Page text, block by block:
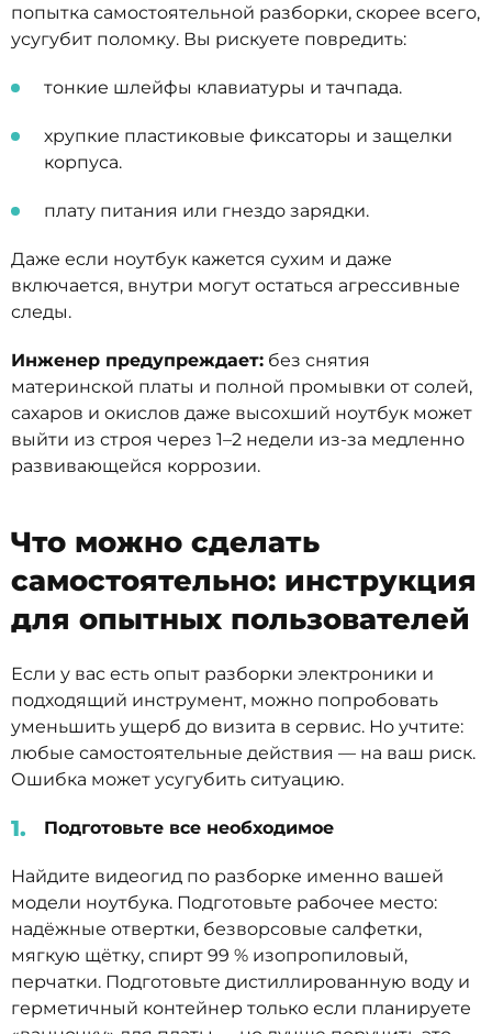
попытка самостоятельной разборки, скорее всего,
усугубит поломку. Вы рискуете повредить:
тонкие шлейфы клавиатуры и тачпада.
хрупкие пластиковые фиксаторы и защелки
корпуса.
плату питания или гнездо зарядки.
Даже если ноутбук кажется сухим и даже
включается, внутри могут остаться агрессивные
следы.
Инженер предупреждает: без снятия
материнской платы и полной промывки от солей,
сахаров и окислов даже высохший ноутбук может
выйти из строя через 1–2 недели из-за медленно
развивающейся коррозии.
Что можно сделать
самостоятельно: инструкция
для опытных пользователей
Если у вас есть опыт разборки электроники и
подходящий инструмент, можно попробовать
уменьшить ущерб до визита в сервис. Но учтите:
любые самостоятельные действия — на ваш риск.
Ошибка может усугубить ситуацию.
Подготовьте все необходимое
Найдите видеогид по разборке именно вашей
модели ноутбука. Подготовьте рабочее место:
надёжные отвертки, безворсовые салфетки,
мягкую щётку, спирт 99 % изопропиловый,
перчатки. Подготовьте дистиллированную воду и
герметичный контейнер только если планируете